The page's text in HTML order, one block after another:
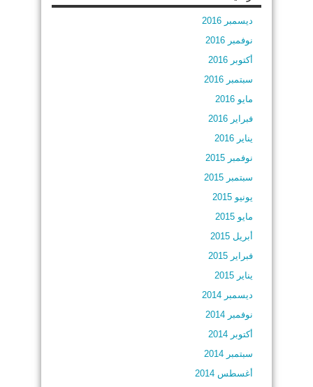
ديسمبر 2016
نوفمبر 2016
أكتوبر 2016
سبتمبر 2016
مايو 2016
فبراير 2016
يناير 2016
نوفمبر 2015
سبتمبر 2015
يونيو 2015
مايو 2015
أبريل 2015
فبراير 2015
يناير 2015
ديسمبر 2014
نوفمبر 2014
أكتوبر 2014
سبتمبر 2014
أغسطس 2014